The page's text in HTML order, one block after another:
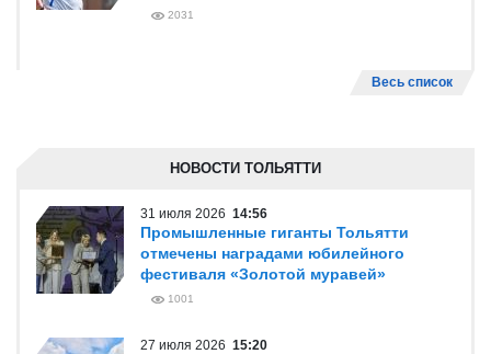
2031
Весь список
НОВОСТИ ТОЛЬЯТТИ
31 июля 2026 14:56
Промышленные гиганты Тольятти
отмечены наградами юбилейного
фестиваля «Золотой муравей»
1001
27 июля 2026 15:20